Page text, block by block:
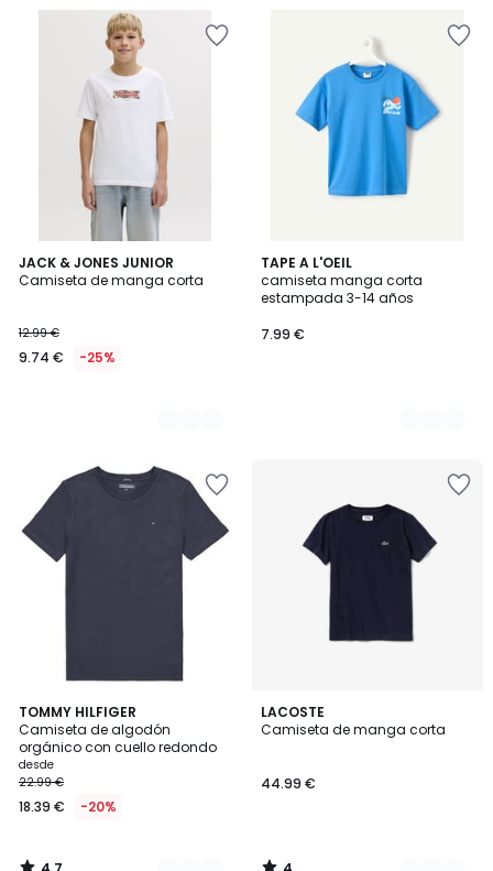
JACK & JONES JUNIOR
Camiseta de manga corta
12.99 €
9.74 € -25%
3
Colores
TAPE A L'OEIL
camiseta manga corta
estampada 3-14 años
7.99 €
2
Colores
TOMMY HILFIGER
Camiseta de algodón
orgánico con cuello redondo
desde
22.99 €
18.39 € -20%
4,7
/ 5
4
Colores
LACOSTE
Camiseta de manga corta
44.99 €
4
/
2
Colores